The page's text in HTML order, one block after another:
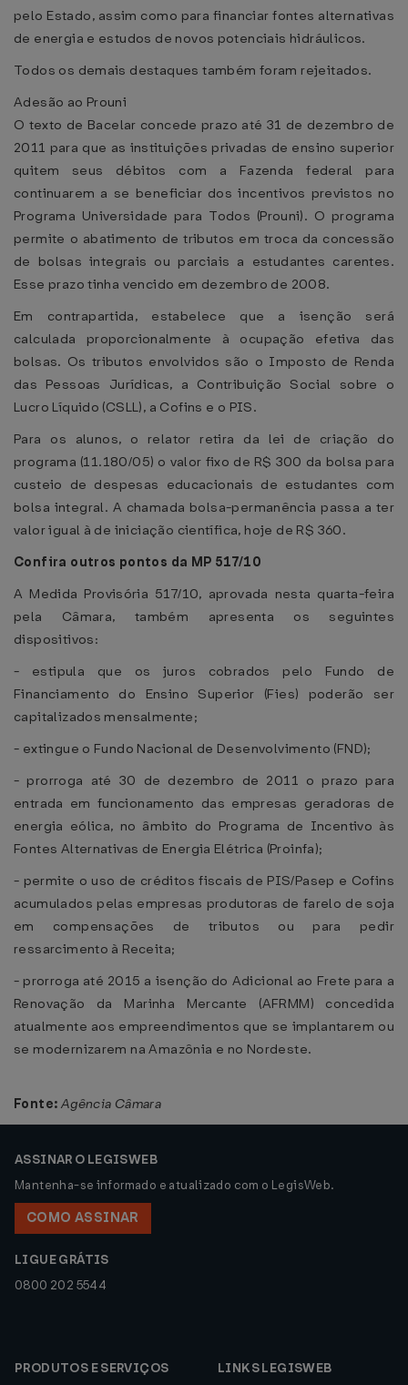
pelo Estado, assim como para financiar fontes alternativas
de energia e estudos de novos potenciais hidráulicos.
Todos os demais destaques também foram rejeitados.
Adesão ao Prouni
O texto de Bacelar concede prazo até 31 de dezembro de
2011 para que as instituições privadas de ensino superior
quitem seus débitos com a Fazenda federal para
continuarem a se beneficiar dos incentivos previstos no
Programa Universidade para Todos (Prouni). O programa
permite o abatimento de tributos em troca da concessão
de bolsas integrais ou parciais a estudantes carentes.
Esse prazo tinha vencido em dezembro de 2008.
Em contrapartida, estabelece que a isenção será
calculada proporcionalmente à ocupação efetiva das
bolsas. Os tributos envolvidos são o Imposto de Renda
das Pessoas Jurídicas, a Contribuição Social sobre o
Lucro Líquido (CSLL), a Cofins e o PIS.
Para os alunos, o relator retira da lei de criação do
programa (11.180/05) o valor fixo de R$ 300 da bolsa para
custeio de despesas educacionais de estudantes com
bolsa integral. A chamada bolsa-permanência passa a ter
valor igual à de iniciação científica, hoje de R$ 360.
Confira outros pontos da MP 517/10
A Medida Provisória 517/10, aprovada nesta quarta-feira
pela Câmara, também apresenta os seguintes
dispositivos:
- estipula que os juros cobrados pelo Fundo de
Financiamento do Ensino Superior (Fies) poderão ser
capitalizados mensalmente;
- extingue o Fundo Nacional de Desenvolvimento (FND);
- prorroga até 30 de dezembro de 2011 o prazo para
entrada em funcionamento das empresas geradoras de
energia eólica, no âmbito do Programa de Incentivo às
Fontes Alternativas de Energia Elétrica (Proinfa);
- permite o uso de créditos fiscais de PIS/Pasep e Cofins
acumulados pelas empresas produtoras de farelo de soja
em compensações de tributos ou para pedir
ressarcimento à Receita;
- prorroga até 2015 a isenção do Adicional ao Frete para a
Renovação da Marinha Mercante (AFRMM) concedida
atualmente aos empreendimentos que se implantarem ou
se modernizarem na Amazônia e no Nordeste.
Fonte: Agência Câmara
ASSINAR O LEGISWEB
Mantenha-se informado e atualizado com o LegisWeb.
COMO ASSINAR
LIGUE GRÁTIS
0800 202 5544
PRODUTOS E SERVIÇOS
LINKS LEGISWEB